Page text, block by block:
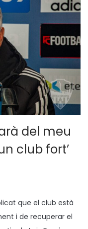
del meu
club fort’
que el club està
i de recuperar el